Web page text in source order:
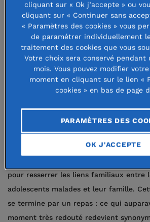
et innovante pour garantir au plus
eux de meilleures conditions pour
Zoom sur – nos actions
les enfants malades
Grâce à vos dons, la Fondation de
du comportement alimentaire de
eux et en leurs aptitudes physiques par
activité sportive. Ce projet se déroule
pour resserrer les liens familiaux entre
adolescents malades et leur famille.
se termine par un repas : ce qui
moment très redouté redevient
cliquant sur « Ok j’accepte » ou
cliquant sur « Continuer sans
« Paramètres des cookies » vous
de paramétrer individuellement
traitement des cookies que vous
Votre choix sera conservé pendant
mois. Vous pouvez modifier
moment en cliquant sur le lien «
cookies » en bas de page
PARAMÈTRES DES
OK J'ACCEPTE